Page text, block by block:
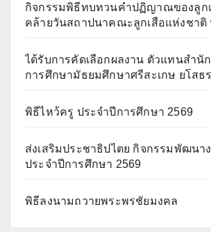
กิจกรรมพิธีทบทวนคำปฏิญาณของลูกเ
คล้ายวันสถาปนาคณะลูกเสือแห่งชาติ
ได้รับการคัดเลือกผลงาน ตัวแทนสำนั
การศึกษามัธยมศึกษาศรีสะเกษ ยโสธร
พิธีไหว้ครู ประจำปีการศึกษา 2569
ส่งเสริมประชาธิปไตย กิจกรรมพัฒนา
ประจำปีการศึกษา 2569
พิธีลงนามถวายพระพรชัยมงคล